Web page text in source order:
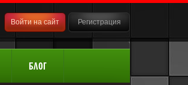
Войти на сайт Регистрация
БЛОГ